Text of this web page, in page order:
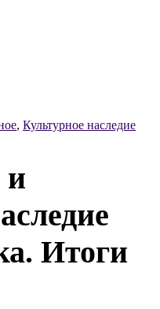
, Культурное наследие
и
Итоги